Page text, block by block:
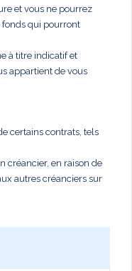
et vous ne pourrez
qui pourront
à titre indicatif et
appartient de vous
certains contrats, tels
créancier, en raison de
autres créanciers sur